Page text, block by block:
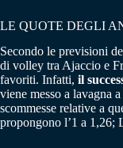
LE QUOTE DEGLI
Secondo le previsioni
di volley tra Ajaccio e
favoriti. Infatti, il
viene messo a lavagna
scommesse relative a
propongono l’1 a 1,26;